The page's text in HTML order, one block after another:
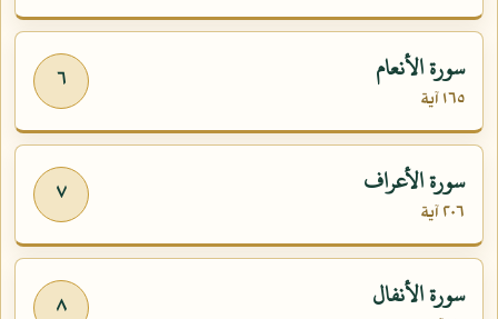
٦ سورة الأنعام
١٦٥ آية
٧ سورة الأعراف
٢٠٦ آية
٨ سورة الأنفال